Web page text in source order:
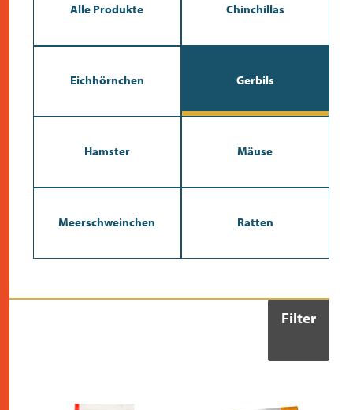
Alle Produkte Chinchillas
Eichhörnchen Gerbils
Hamster Mäuse
Meerschweinchen Ratten
Filter